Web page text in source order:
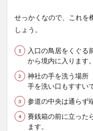
せっかくなので、これを
しょう。
入口の鳥居をくぐる
から境内に入ります。
神社の手を洗う場所
手を洗い口もすすい
参道の中央は通らず
賽銭箱の前に立った
ます。